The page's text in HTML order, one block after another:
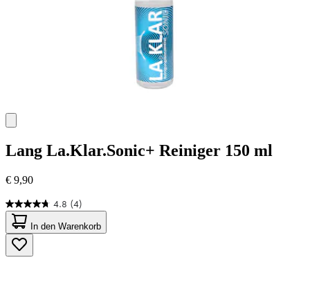
Lang La.Klar.Sonic+ Reiniger 150 ml
€ 9,90
4.8 (4)
4.8
von
5
Sternen.
4
In den Warenkorb